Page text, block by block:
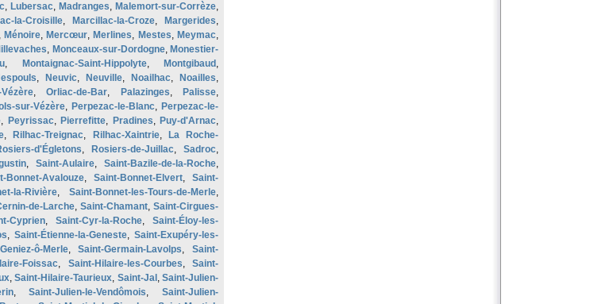
, Lubersac, Madranges, Malemort-sur-Corrèze,
la-Croisille, Marcillac-la-Croze, Margerides,
, Ménoire, Mercœur, Merlines, Mestes, Meymac,
, Monceaux-sur-Dordogne, Monestier-
, Montaignac-Saint-Hippolyte, Montgibaud ,
, Neuvic, Neuville, Noailhac, Noailles,
,Orliac-de-Bar, Palazinges, Palisse,
sur-Vézère, Perpezac-le-Blanc, Perpezac-le-
, Peyrissac, Pierrefitte, Pradines, Puy-d'Arnac,
, Rilhac-Treignac, Rilhac-Xaintrie,
La Roche-
d'Égletons, Rosiers-de-Juillac, Sadroc,
, Saint-Aulaire, Saint-Bazile-de-la-Roche,
Bonnet-Avalouze, Saint-Bonnet-Elvert, Saint-
la-Rivière, Saint-Bonnet-les-Tours-de-Merle,
de-Larche, Saint-Chamant, Saint-Cirgues-
Cyprien, Saint-Cyr-la-Roche, Saint-Éloy-les-
, Saint-Étienne-la-Geneste, Saint-Exupéry-les-
ô-Merle,Saint-Germain-Lavolps, Saint-
Foissac, Saint-Hilaire-les-Courbes,Saint-
, Saint-Hilaire-Taurieux, Saint-Jal , Saint-Julien-
,Saint-Julien-le-Vendômois,Saint-Julien-